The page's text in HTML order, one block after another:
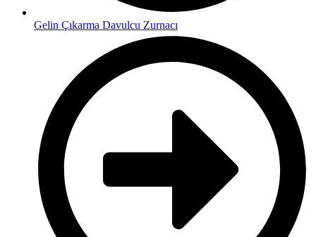
Gelin Çıkarma Davulcu Zurnacı